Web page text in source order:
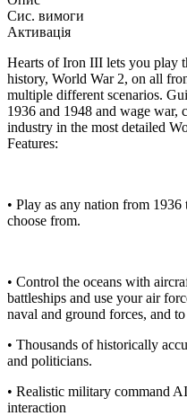
Сис. вимоги
Активація
Hearts of Iron III lets you play
history, World War 2, on all
multiple different scenarios.
1936 and 1948 and wage
industry in the most detailed
Features:
• Play as any nation from
choose from.
• Control the oceans with
battleships and use your air
naval and ground forces, and
• Thousands of historically
and politicians.
• Realistic military command
interaction